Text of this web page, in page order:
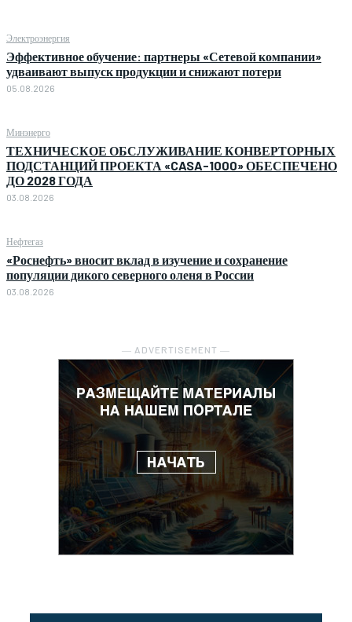
Электроэнергия
Эффективное обучение: партнеры «Сетевой компании»
удваивают выпуск продукции и снижают потери
05.08.2026
Минэнерго
ТЕХНИЧЕСКОЕ ОБСЛУЖИВАНИЕ КОНВЕРТОРНЫХ
ПОДСТАНЦИЙ ПРОЕКТА «CASA-1000» ОБЕСПЕЧЕНО
ДО 2028 ГОДА
03.08.2026
Нефтегаз
«Роснефть» вносит вклад в изучение и сохранение
популяции дикого северного оленя в России
03.08.2026
― ADVERTISEMENT ―